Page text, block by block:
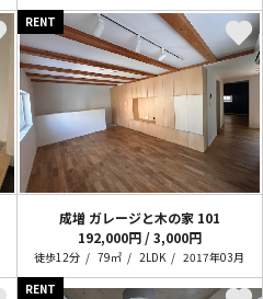
RENT
成増 ガレージと木の家 101
192,000円 / 3,000円
徒歩12分 79㎡ 2LDK
2017年03月
RENT